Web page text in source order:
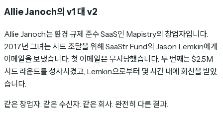
Allie Janoch의 v1 대 v2
Allie Janoch는 환경 규제 준수 SaaS인 Mapistry의 창업자입니다.
2017년 그녀는 시드 조달을 위해 SaaStr Fund의 Jason Lemkin에게
이메일을 보냈습니다. 첫 이메일은 무시당했습니다. 두 번째는 $2.5M
시드 라운드를 성사시켰고, Lemkin으로부터 몇 시간 내에 회신을 받았
습니다.
같은 창업자. 같은 수신자. 같은 회사. 완전히 다른 결과.